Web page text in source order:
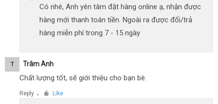
Có nhé, Anh yên tâm đặt hàng online ạ, nhận được
hàng mới thanh toán tiền. Ngoài ra được đổi/trả
hàng miễn phí trong 7 - 15 ngày
T Trâm Anh
Chất lượng tốt, sẽ giới thiệu cho bạn bè.
Reply ● Like